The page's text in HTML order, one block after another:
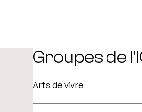
Groupes de
Arts de vivre